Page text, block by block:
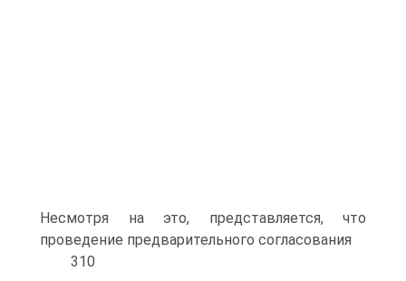
Несмотря на это, представляется, что
проведение предварительного согласования
310